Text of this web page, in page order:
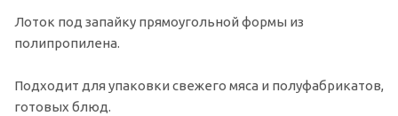
Лоток под запайку прямоугольной формы из
полипропилена.
Подходит для упаковки свежего мяса и полуфабрикатов,
готовых блюд.